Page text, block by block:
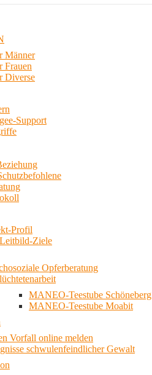
Männer
Frauen
Diverse
Support
Profil
Ziele
Opferberatung
MANEO-Teestube Schöneberg
MANEO-Teestube Moabit
Vorfall online melden
schwulenfeindlicher Gewalt